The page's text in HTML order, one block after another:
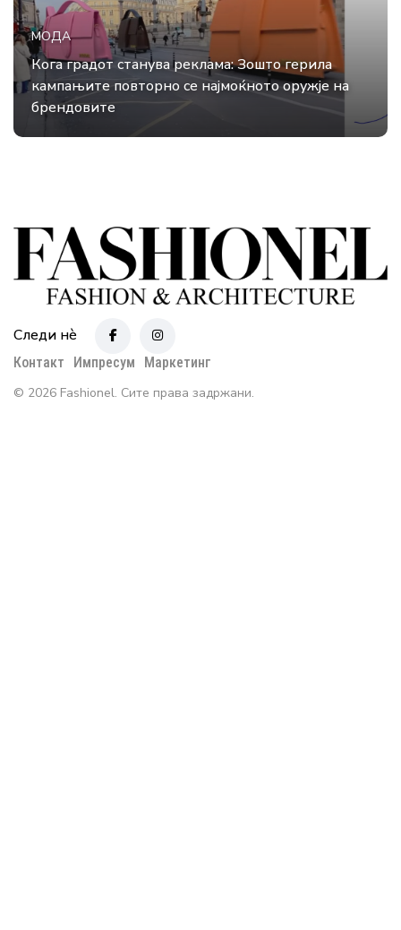
МОДА
Кога градот станува реклама: Зошто герила
кампањите повторно се најмоќното оружје на
брендовите
Следи нè
Контакт Импресум
Маркетинг
© 2026 Fashionel. Сите права задржани.